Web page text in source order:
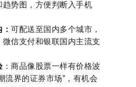
趋势图，方便判断入手机
：可配送至国内多个城市，
微信支付和银联国内主流支
：商品像股票一样有价格波
流界的证券市场”，有机会